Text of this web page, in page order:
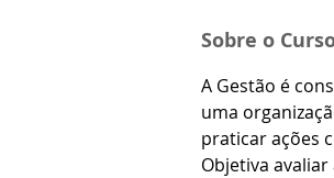
Sobre o
A Gestão é
uma
praticar ações
Objetiva